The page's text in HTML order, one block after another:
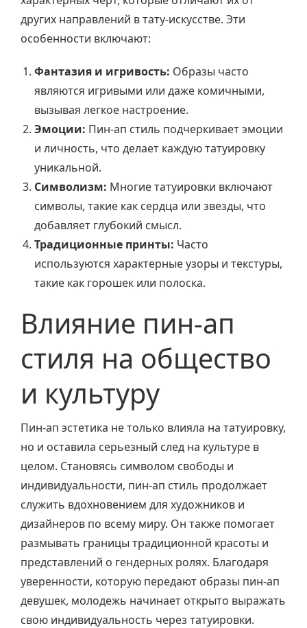
других направлений в тату-искусстве. Эти
особенности включают:
Фантазия и игривость: Образы часто
являются игривыми или даже комичными,
вызывая легкое настроение.
Эмоции: Пин-ап стиль подчеркивает эмоции
и личность, что делает каждую татуировку
уникальной.
Символизм: Многие татуировки включают
символы, такие как сердца или звезды, что
добавляет глубокий смысл.
Традиционные принты: Часто
используются характерные узоры и текстуры,
такие как горошек или полоска.
Влияние пин-ап
стиля на общество
и культуру
Пин-ап эстетика не только влияла на татуировку,
но и оставила серьезный след на культуре в
целом. Становясь символом свободы и
индивидуальности, пин-ап стиль продолжает
служить вдохновением для художников и
дизайнеров по всему миру. Он также помогает
размывать границы традиционной красоты и
представлений о гендерных ролях. Благодаря
уверенности, которую передают образы пин-ап
девушек, молодежь начинает открыто выражать
свою индивидуальность через татуировки.